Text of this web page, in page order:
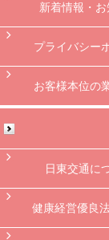
新着情報・
プライバシー
お客様本位の
日東交通に
健康経営優良